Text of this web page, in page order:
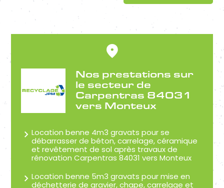
Nos prestations sur
le secteur de
Carpentras 84031
vers Monteux
Location benne 4m3 gravats pour se
débarrasser de béton, carrelage, céramique
et revêtement de sol après travaux de
rénovation Carpentras 84031 vers Monteux
Location benne 5m3 gravats pour mise en
déchetterie de gravier, chape, carrelage et